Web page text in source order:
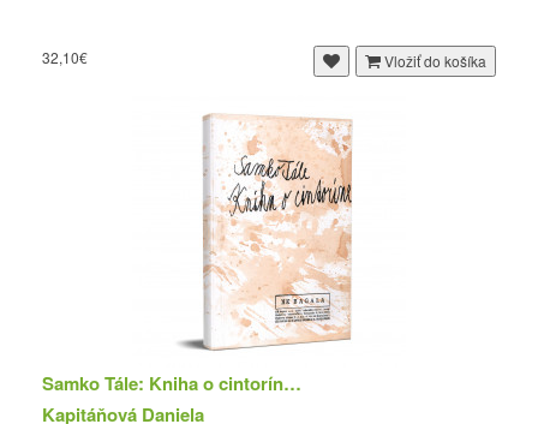
32,10€ Vložiť do košíka
Samko Tále: Kniha o cintoríne (vreckové vydanie)
Kapitáňová Daniela